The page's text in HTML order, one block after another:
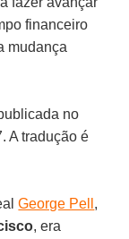
financeiro
mudança
no
A tradução é
George Pell ,
, era